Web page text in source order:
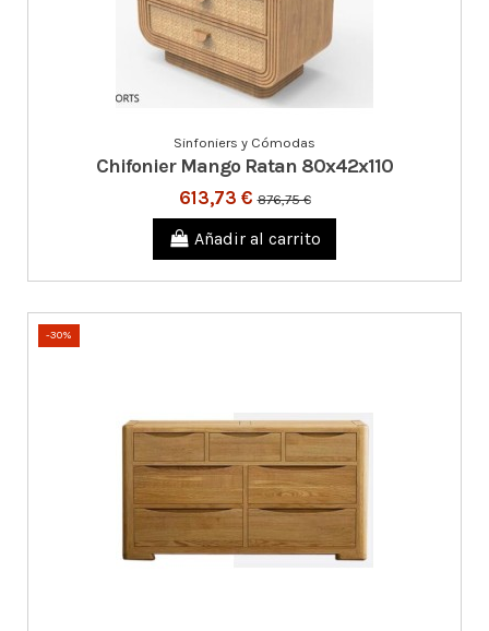
Sinfoniers y Cómodas
Chifonier Mango Ratan 80x42x110
613,73 €876,75 €
Añadir al carrito
-30%